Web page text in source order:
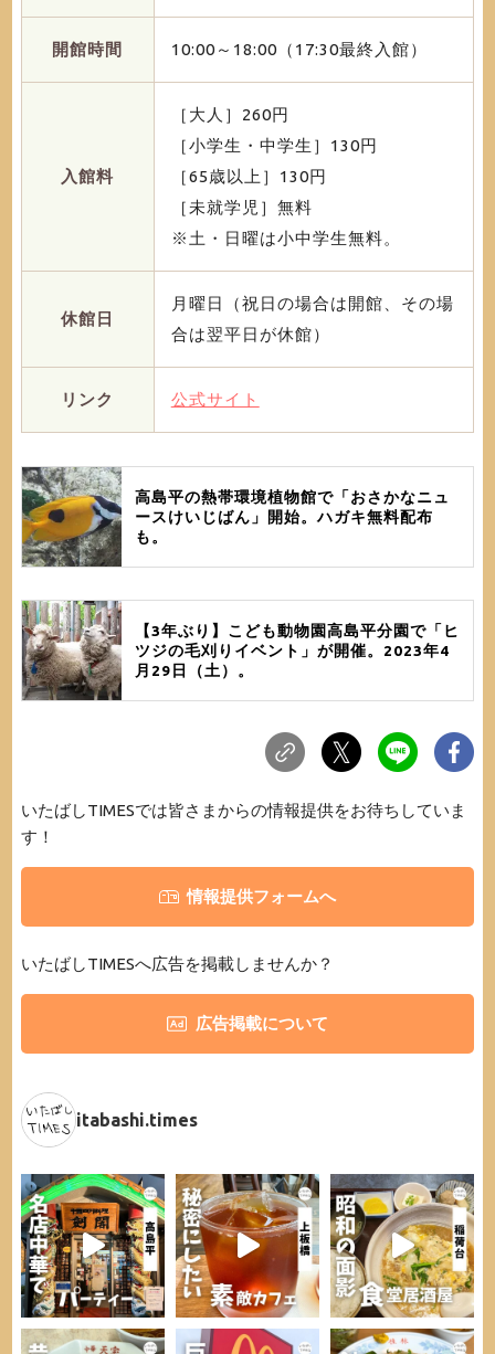
開館時間 10:00～18:00（17:30最終入館）
入館料
［大人］260円
［小学生・中学生］130円
［65歳以上］130円
［未就学児］無料
※土・日曜は小中学生無料。
休館日
月曜日（祝日の場合は開館、その場
合は翌平日が休館）
リンク 公式サイト
高島平の熱帯環境植物館で「おさかなニュ
ースけいじばん」開始。ハガキ無料配布
も。
【3年ぶり】こども動物園高島平分園で「ヒ
ツジの毛刈りイベント」が開催。2023年4
月29日（土）。
いたばしTIMESでは皆さまからの情報提供をお待ちしていま
す！
情報提供フォームへ
いたばしTIMESへ広告を掲載しませんか？
広告掲載について
itabashi.times